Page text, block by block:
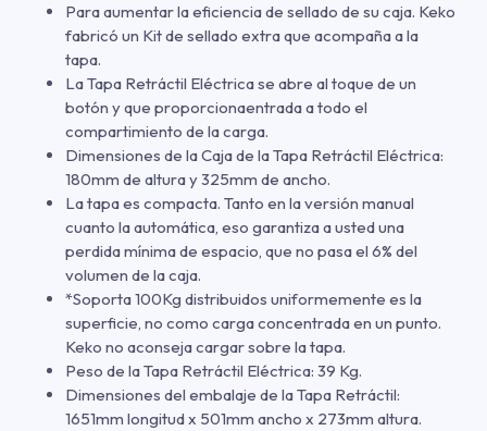
Para aumentar la eficiencia de sellado de su caja. Keko
fabricó un Kit de sellado extra que acompaña a la
tapa.
La Tapa Retráctil Eléctrica se abre al toque de un
botón y que proporcionaentrada a todo el
compartimiento de la carga.
Dimensiones de la Caja de la Tapa Retráctil Eléctrica:
180mm de altura y 325mm de ancho.
La tapa es compacta. Tanto en la versión manual
cuanto la automática, eso garantiza a usted una
perdida mínima de espacio, que no pasa el 6% del
volumen de la caja.
*Soporta 100Kg distribuidos uniformemente es la
superficie, no como carga concentrada en un punto.
Keko no aconseja cargar sobre la tapa.
Peso de la Tapa Retráctil Eléctrica: 39 Kg.
Dimensiones del embalaje de la Tapa Retráctil:
1651mm longitud x 501mm ancho x 273mm altura.